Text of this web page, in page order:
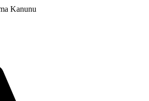
Kanunu